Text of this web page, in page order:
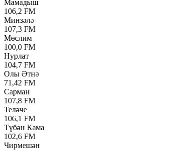
Мамадыш
106,2 FM
Минзәлә
107,3 FM
Мөслим
100,0 FM
Нурлат
104,7 FM
Олы Әтнә
71,42 FM
Сарман
107,8 FM
Теләче
106,1 FM
Түбән Кама
102,6 FM
Чирмешән